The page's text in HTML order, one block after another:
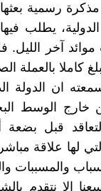
رسمية بعثها
يطلب
آخر الليل.
كاملا بالعملة
ان الدولة
خارج الوسط
لها علاقة
والمسببات
إلا نتقدم